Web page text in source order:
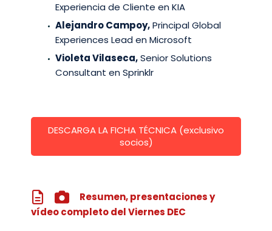
Experiencia de Cliente en KIA
Alejandro Campoy,Principal Global
Experiences Lead en Microsoft
Violeta Vilaseca,Senior Solutions
Consultant en Sprinklr
DESCARGA LA FICHA TÉCNICA (exclusivo
socios)

 

Resumen, presentaciones y
vídeo completo del Viernes DEC